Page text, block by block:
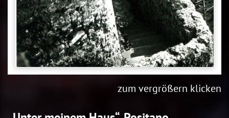
zum vergrößern klicken